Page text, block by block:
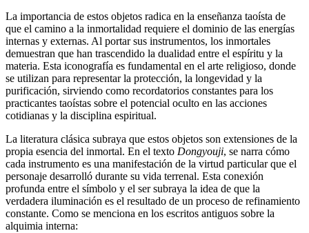
La importancia de estos objetos radica en la enseñanza taoísta de
que el camino a la inmortalidad requiere el dominio de las energías
internas y externas. Al portar sus instrumentos, los inmortales
demuestran que han trascendido la dualidad entre el espíritu y la
materia. Esta iconografía es fundamental en el arte religioso, donde
se utilizan para representar la protección, la longevidad y la
purificación, sirviendo como recordatorios constantes para los
practicantes taoístas sobre el potencial oculto en las acciones
cotidianas y la disciplina espiritual.
La literatura clásica subraya que estos objetos son extensiones de la
propia esencia del inmortal. En el texto Dongyouji, se narra cómo
cada instrumento es una manifestación de la virtud particular que el
personaje desarrolló durante su vida terrenal. Esta conexión
profunda entre el símbolo y el ser subraya la idea de que la
verdadera iluminación es el resultado de un proceso de refinamiento
constante. Como se menciona en los escritos antiguos sobre la
alquimia interna: